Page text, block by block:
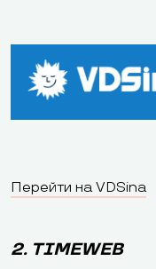
Перейти на VDSina
2. TIMEWEB